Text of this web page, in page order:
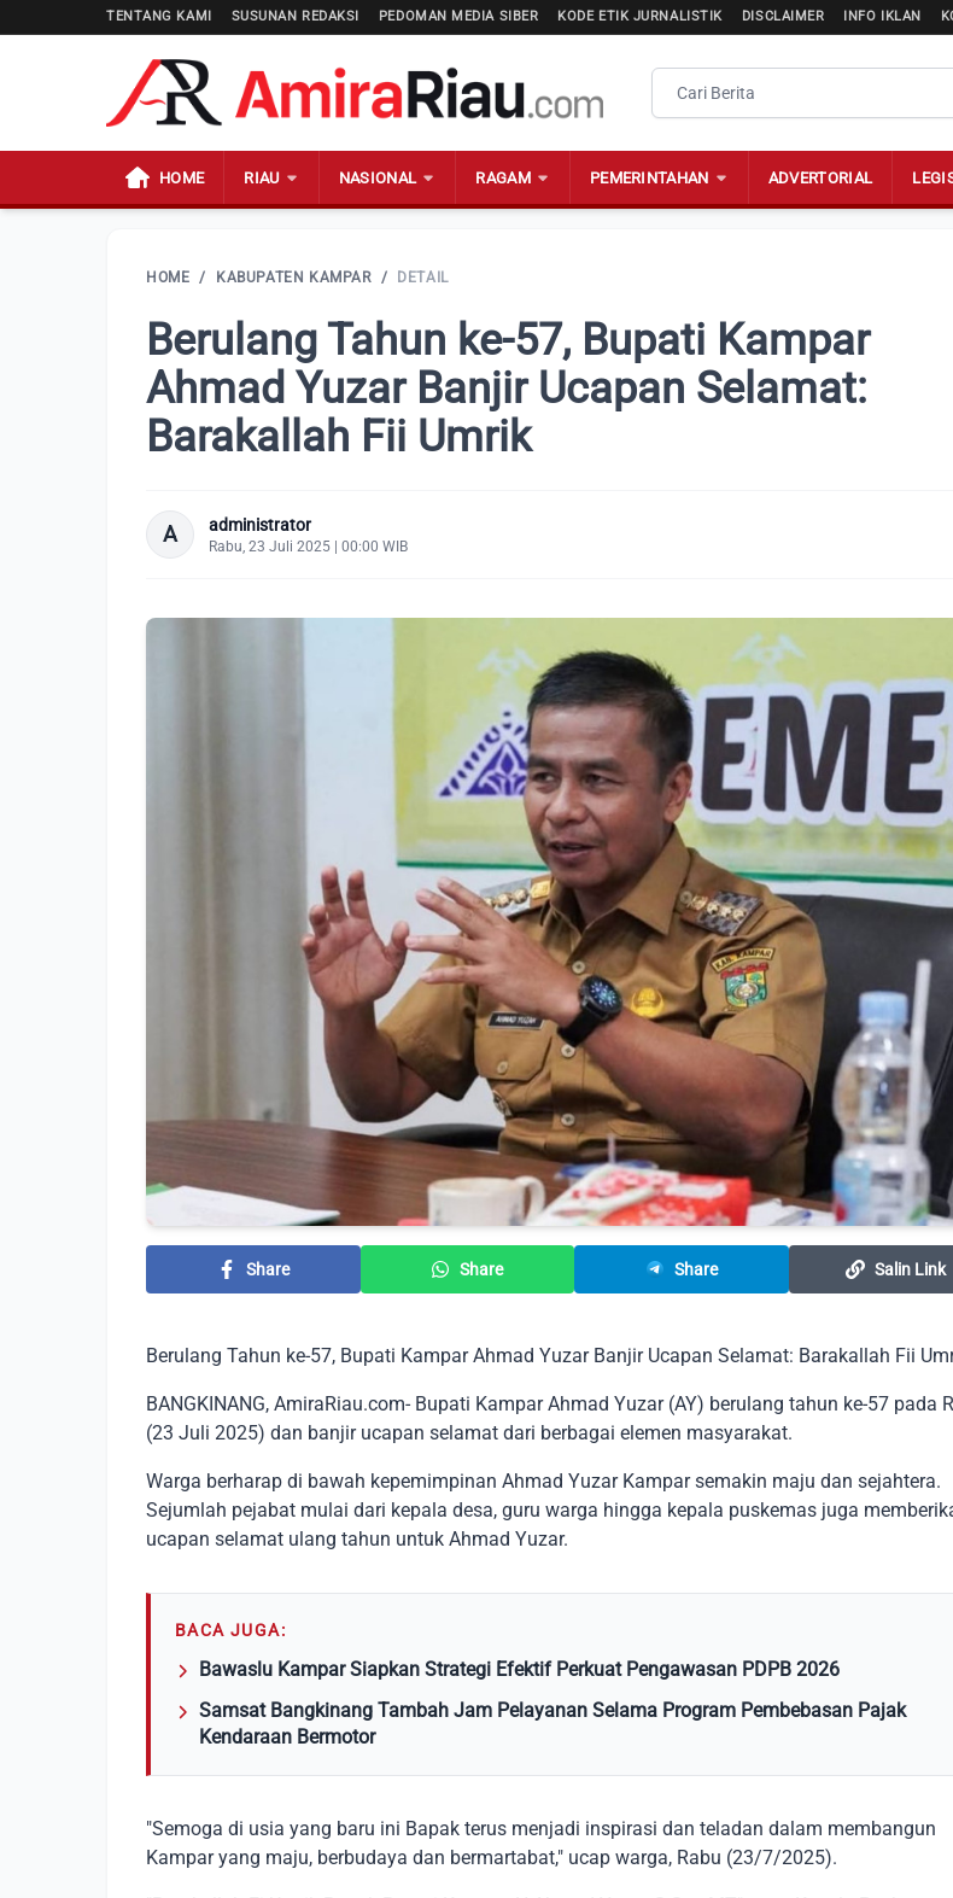
TENTANG KAMI SUSUNAN REDAKSI PEDOMAN MEDIA SIBER KODE ETIK JURNALISTIK DISCLAIMER INFO IKLAN
HOME RIAU NASIONAL RAGAM PEMERINTAHAN ADVERTORIAL
HOME / KABUPATEN KAMPAR / DETAIL
Berulang Tahun ke-57, Bupati Kampar
Ahmad Yuzar Banjir Ucapan Selamat:
Barakallah Fii Umrik
A administrator
Rabu, 23 Juli 2025 | 00:00 WIB
Share Share Share Salin Link
Berulang Tahun ke-57, Bupati Kampar Ahmad Yuzar Banjir Ucapan Selamat: Barakallah Fii
BANGKINANG, AmiraRiau.com- Bupati Kampar Ahmad Yuzar (AY) berulang tahun ke-57 pada
(23 Juli 2025) dan banjir ucapan selamat dari berbagai elemen masyarakat.
Warga berharap di bawah kepemimpinan Ahmad Yuzar Kampar semakin maju dan sejahtera.
Sejumlah pejabat mulai dari kepala desa, guru warga hingga kepala puskemas juga
ucapan selamat ulang tahun untuk Ahmad Yuzar.
BACA JUGA:
Bawaslu Kampar Siapkan Strategi Efektif Perkuat Pengawasan PDPB 2026
Samsat Bangkinang Tambah Jam Pelayanan Selama Program Pembebasan Pajak
Kendaraan Bermotor
"Semoga di usia yang baru ini Bapak terus menjadi inspirasi dan teladan dalam membangun
Kampar yang maju, berbudaya dan bermartabat," ucap warga, Rabu (23/7/2025).